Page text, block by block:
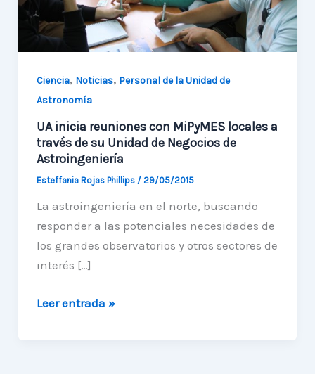
Ciencia, Noticias, Personal de la Unidad de
Astronomía
UA inicia reuniones con MiPyMES locales a
través de su Unidad de Negocios de
Astroingeniería
Esteffania Rojas Phillips / 29/05/2015
La astroingeniería en el norte, buscando
responder a las potenciales necesidades de
los grandes observatorios y otros sectores de
interés […]
UA
Leer entrada »